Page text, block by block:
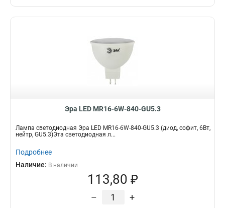
Эра LED MR16-6W-840-GU5.3
Лампа светодиодная Эра LED MR16-6W-840-GU5.3 (диод, софит, 6Вт,
нейтр, GU5.3)Эта светодиодная л...
Подробнее
Наличие: В наличии
113,80 ₽
– +